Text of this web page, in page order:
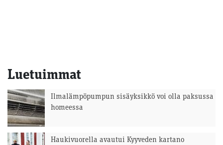
Luetuimmat
Ilmalämpöpumpun sisäyksikkö voi olla paksussa
homeessa
Haukivuorella avautui Kyyveden kartano